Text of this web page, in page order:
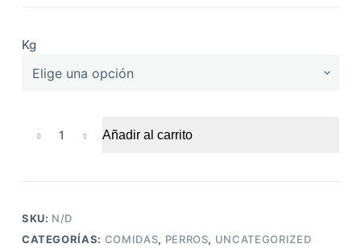
Kg
Pequeña
Añadir al carrito
SKU: N/D
CATEGORÍAS: COMIDAS, PERROS, UNCATEGORIZED